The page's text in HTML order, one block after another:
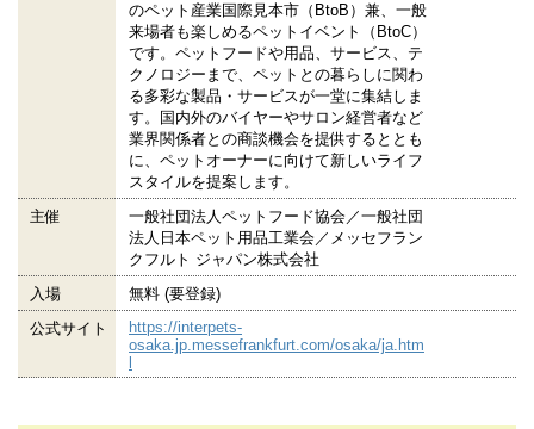
のペット産業国際見本市（BtoB）兼、一般
来場者も楽しめるペットイベント（BtoC）
です。ペットフードや用品、サービス、テ
クノロジーまで、ペットとの暮らしに関わ
る多彩な製品・サービスが一堂に集結しま
す。国内外のバイヤーやサロン経営者など
業界関係者との商談機会を提供するととも
に、ペットオーナーに向けて新しいライフ
スタイルを提案します。
主催
一般社団法人ペットフード協会／一般社団
法人日本ペット用品工業会／メッセフラン
クフルト ジャパン株式会社
入場
無料 (要登録)
公式サイト
https://interpets-
osaka.jp.messefrankfurt.com/osaka/ja.htm